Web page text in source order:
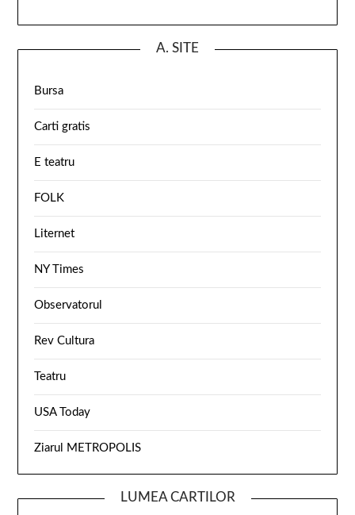
A. SITE
Bursa
Carti gratis
E teatru
FOLK
Liternet
NY Times
Observatorul
Rev Cultura
Teatru
USA Today
Ziarul METROPOLIS
LUMEA CARTILOR